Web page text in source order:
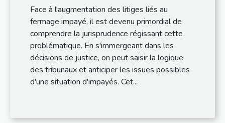
Face à l'augmentation des litiges liés au
fermage impayé, il est devenu primordial de
comprendre la jurisprudence régissant cette
problématique. En s'immergeant dans les
décisions de justice, on peut saisir la logique
des tribunaux et anticiper les issues possibles
d'une situation d'impayés. Cet...